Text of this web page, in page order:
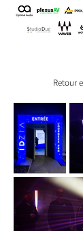
Retour